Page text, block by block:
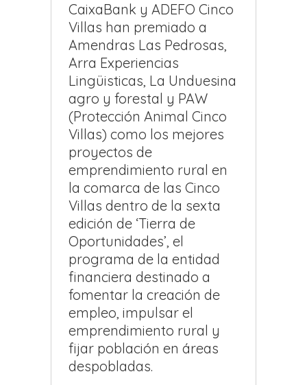
CaixaBank y ADEFO Cinco
Villas han premiado a
Amendras Las Pedrosas,
Arra Experiencias
Lingüisticas, La Unduesina
agro y forestal y PAW
(Protección Animal Cinco
Villas) como los mejores
proyectos de
emprendimiento rural en
la comarca de las Cinco
Villas dentro de la sexta
edición de ‘Tierra de
Oportunidades’, el
programa de la entidad
financiera destinado a
fomentar la creación de
empleo, impulsar el
emprendimiento rural y
fijar población en áreas
despobladas.